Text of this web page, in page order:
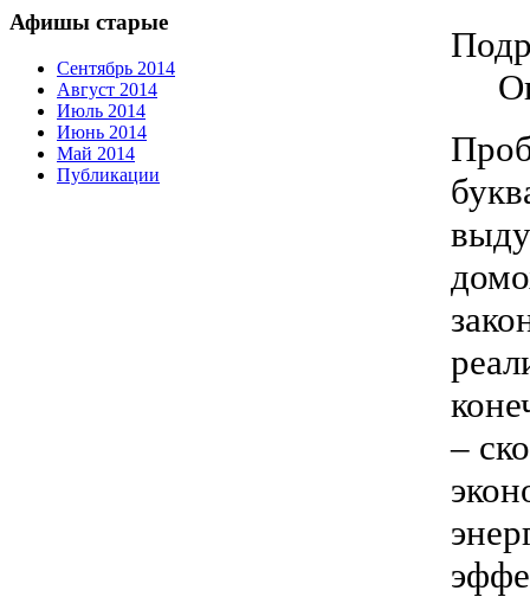
Афишы старые
Сентябрь 2014
Август 2014
Июль 2014
Июнь 2014
Май 2014
Публикации
–